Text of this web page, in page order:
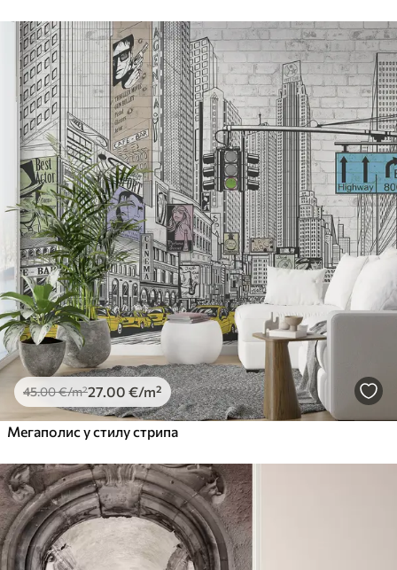
45.00€/m²27 .00 €/m²
Мегаполис у стилу стрипа